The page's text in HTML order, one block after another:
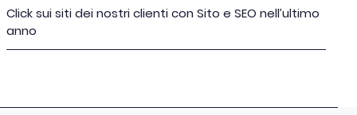
Click sui siti dei nostri clienti con Sito e SEO nell’ultimo
anno